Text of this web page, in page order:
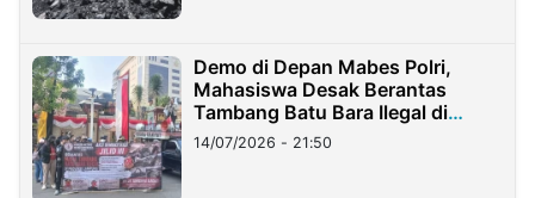
Demo di Depan Mabes Polri,
Mahasiswa Desak Berantas
Tambang Batu Bara Ilegal di
Lampung
14/07/2026 - 21:50